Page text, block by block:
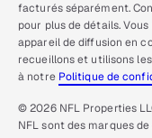
facturés séparément.
pour plus de détails.
appareil de diffusion en
recueillons et utilisons
à notre Politique de
© 2026 NFL Properties
NFL sont des marques